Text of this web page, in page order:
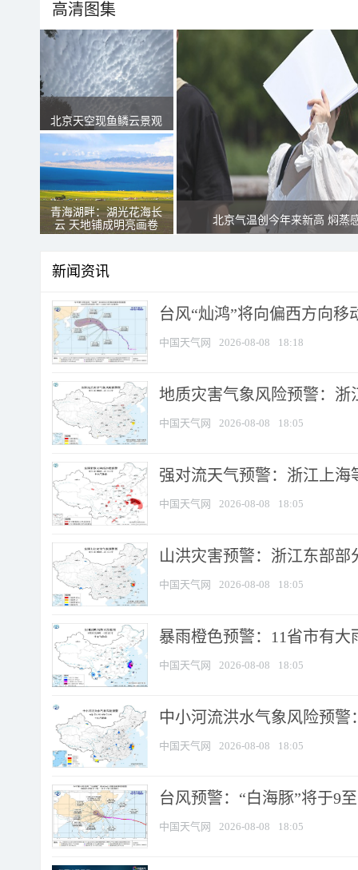
高清图集
北京天空现鱼鳞云景观
青海湖畔：湖光花海长
云 天地铺成明亮画卷
北京气温创今年来新高 焖蒸
新闻资讯
台风“灿鸿”将向偏西方向移
中国天气网 2026-08-08 18:18
地质灾害气象风险预警：
中国天气网 2026-08-08 18:05
强对流天气预警：浙江上海
中国天气网 2026-08-08 18:05
山洪灾害预警：浙江东部
中国天气网 2026-08-08 18:05
暴雨橙色预警：11省市有
中国天气网 2026-08-08 18:05
中小河流洪水气象风险预
中国天气网 2026-08-08 18:05
台风预警：“白海豚”将于9
中国天气网 2026-08-08 18:05